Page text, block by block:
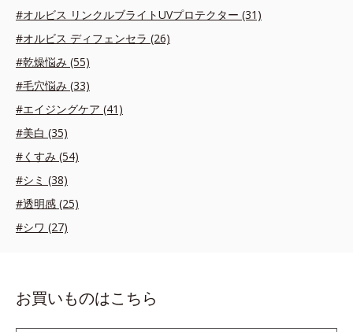
#オルビス リンクルブライトUVプロテクター (31)
#オルビス ディフェンセラ (26)
#乾燥悩み (55)
#毛穴悩み (33)
#エイジングケア (41)
#美白 (35)
#くすみ (54)
#シミ (38)
#透明感 (25)
#シワ (27)
お買いものはこちら